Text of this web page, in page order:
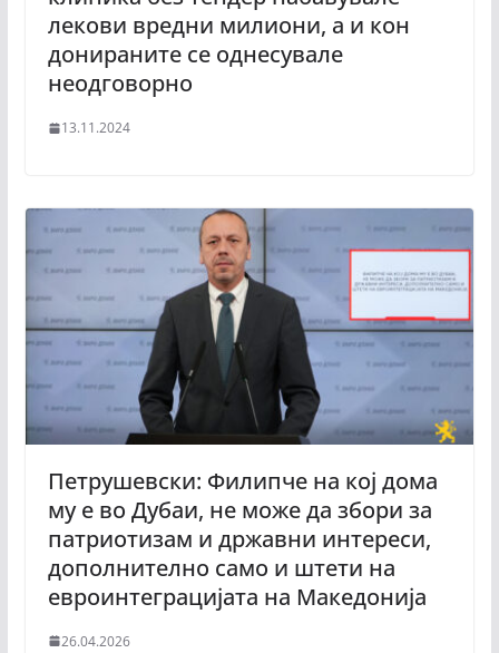
лекови вредни милиони, а и кон
донираните се однесувале
неодговорно
13.11.2024
Петрушевски: Филипче на кој дома
му е во Дубаи, не може да збори за
патриотизам и државни интереси,
дополнително само и штети на
евроинтеграцијата на Македонија
26.04.2026